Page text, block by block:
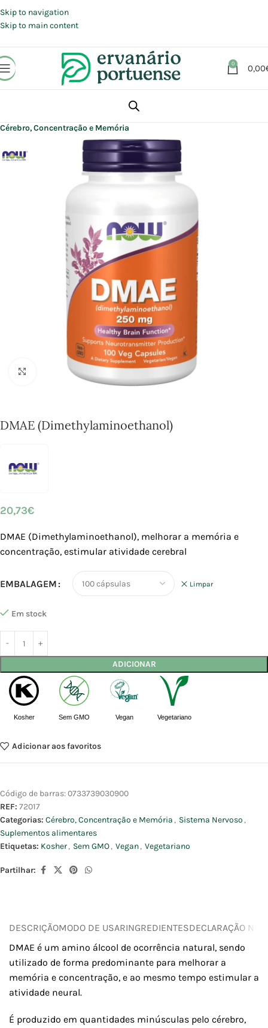
Skip to navigation
Skip to main content
0 0,00
Suplementos alimentares
Cérebro, Concentração e Memória
Click to enlarge
DMAE (Dimethylaminoethanol)
20,73€
DMAE (Dimethylaminoethanol), melhorar a memória e
concentração, estimular atividade cerebral
EMBALAGEM Limpar
Em stock
ADICIONAR
Kosher Sem GMO Vegan Vegetariano
Adicionar aos favoritos
Código de barras:0733739030900
REF: 72017
Categorias: Cérebro, Concentração e Memória , Sistema Nervoso ,
Suplementos alimentares
Etiquetas: Kosher, Sem GMO, Vegan, Vegetariano
Partilhar:
DESCRIÇÃOMODO DE USARINGREDIENTESDECLARAÇÃO
DMAE é um amino álcool de ocorrência natural, sendo
utilizado de forma predominante para melhorar a
memória e concentração, e ao mesmo tempo estimular a
atividade neural.
É produzido em quantidades minúsculas pelo cérebro,